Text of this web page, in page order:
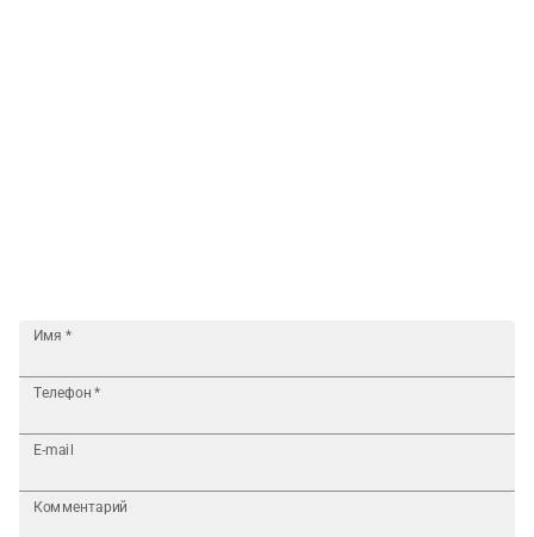
Имя *
Телефон *
E-mail
Комментарий